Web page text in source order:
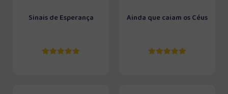
Sinais de Esperança Ainda que caiam os Céus